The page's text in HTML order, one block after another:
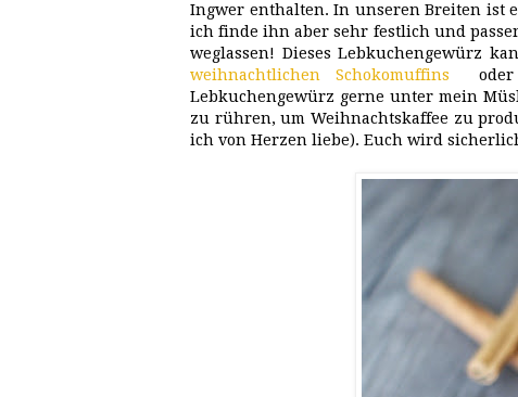
Ingwer enthalten. In unseren Breiten ist
ich finde ihn aber sehr festlich und
weglassen! Dieses Lebkuchengewürz
weihnachtlichen Schokomuffins oder
Lebkuchengewürz gerne unter mein
zu rühren, um Weihnachtskaffee zu
ich von Herzen liebe). Euch wird